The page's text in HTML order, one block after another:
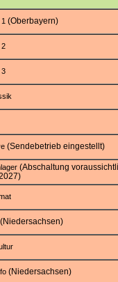
(Oberbayern)
2
3
(Sendebetrieb eingestellt)
(Abschaltung
(Niedersachsen)
(Niedersachsen)